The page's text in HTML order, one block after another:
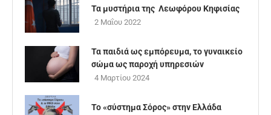
Τα μυστήρια της Λεωφόρου Κηφισίας
2 Μαΐου 2022
Τα παιδιά ως εμπόρευμα, το γυναικείο
σώμα ως παροχή υπηρεσιών
4 Μαρτίου 2024
Το «σύστημα Σόρος» στην Ελλάδα